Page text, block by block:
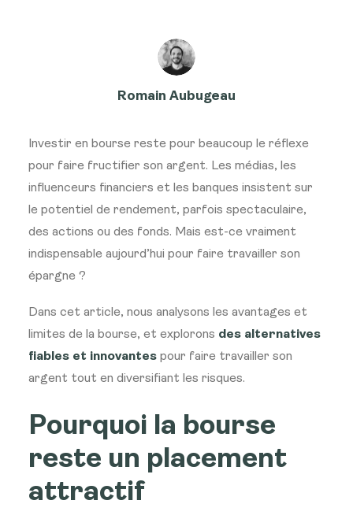
Romain Aubugeau
Investir en bourse reste pour beaucoup le réflexe
pour faire fructifier son argent. Les médias, les
influenceurs financiers et les banques insistent sur
le potentiel de rendement, parfois spectaculaire,
des actions ou des fonds. Mais est-ce vraiment
indispensable aujourd’hui pour faire travailler son
épargne ?
Dans cet article, nous analysons les avantages et
limites de la bourse, et explorons des alternatives
fiables et innovantes pour faire travailler son
argent tout en diversifiant les risques.
Pourquoi la bourse
reste un placement
attractif